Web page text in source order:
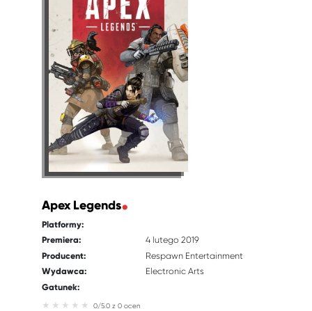
Apex Legends
Platformy:
Premiera:
4 lutego 2019
Producent: Respawn Entertainment
Wydawca: Electronic Arts
Gatunek:
0/5.0 z 0 ocen